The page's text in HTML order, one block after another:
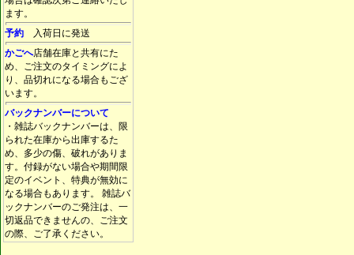
ます。
予約 入荷日に発送
かごへ店舗在庫と共有にた
め、ご注文のタイミングによ
り、品切れになる場合もござ
います。
バックナンバーについて
・雑誌バックナンバーは、限
られた在庫から出庫するた
め、多少の傷、破れがありま
す。付録がない場合や期間限
定のイベント、特典が無効に
なる場合もあります。 雑誌バ
ックナンバーのご発注は、一
切返品できませんの、ご注文
の際、ご了承ください。